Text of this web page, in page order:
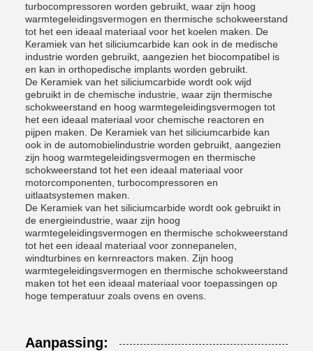
turbocompressoren worden gebruikt, waar zijn hoog
warmtegeleidingsvermogen en thermische schokweerstand
tot het een ideaal materiaal voor het koelen maken. De
Keramiek van het siliciumcarbide kan ook in de medische
industrie worden gebruikt, aangezien het biocompatibel is
en kan in orthopedische implants worden gebruikt.
De Keramiek van het siliciumcarbide wordt ook wijd
gebruikt in de chemische industrie, waar zijn thermische
schokweerstand en hoog warmtegeleidingsvermogen tot
het een ideaal materiaal voor chemische reactoren en
pijpen maken. De Keramiek van het siliciumcarbide kan
ook in de automobielindustrie worden gebruikt, aangezien
zijn hoog warmtegeleidingsvermogen en thermische
schokweerstand tot het een ideaal materiaal voor
motorcomponenten, turbocompressoren en
uitlaatsystemen maken.
De Keramiek van het siliciumcarbide wordt ook gebruikt in
de energieindustrie, waar zijn hoog
warmtegeleidingsvermogen en thermische schokweerstand
tot het een ideaal materiaal voor zonnepanelen,
windturbines en kernreactors maken. Zijn hoog
warmtegeleidingsvermogen en thermische schokweerstand
maken tot het een ideaal materiaal voor toepassingen op
hoge temperatuur zoals ovens en ovens.
Aanpassing: